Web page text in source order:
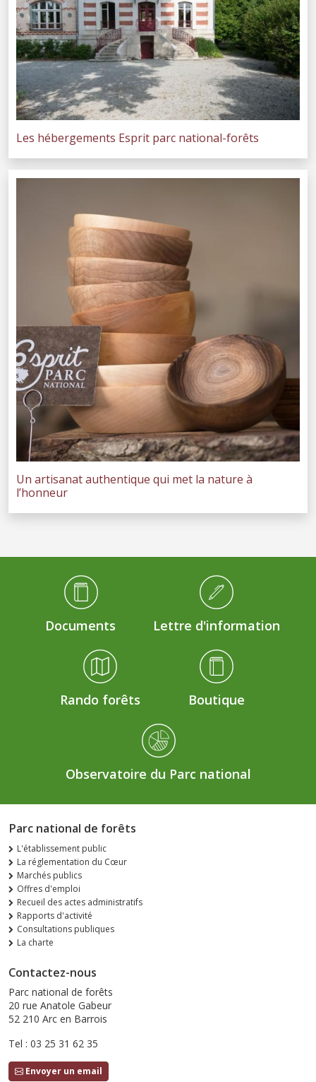
Les hébergements Esprit parc national-forêts
Un artisanat authentique qui met la nature à
l’honneur
Médiathèque Footer
Documents Lettre d'information
Rando forêts Boutique
Observatoire du Parc national
Parc national de forêts
L'établissement public
La réglementation du Cœur
Marchés publics
Offres d'emploi
Recueil des actes administratifs
Rapports d'activité
Consultations publiques
La charte
Contactez-nous
Parc national de forêts
20 rue Anatole Gabeur
52 210 Arc en Barrois
Tel : 03 25 31 62 35
Envoyer un email